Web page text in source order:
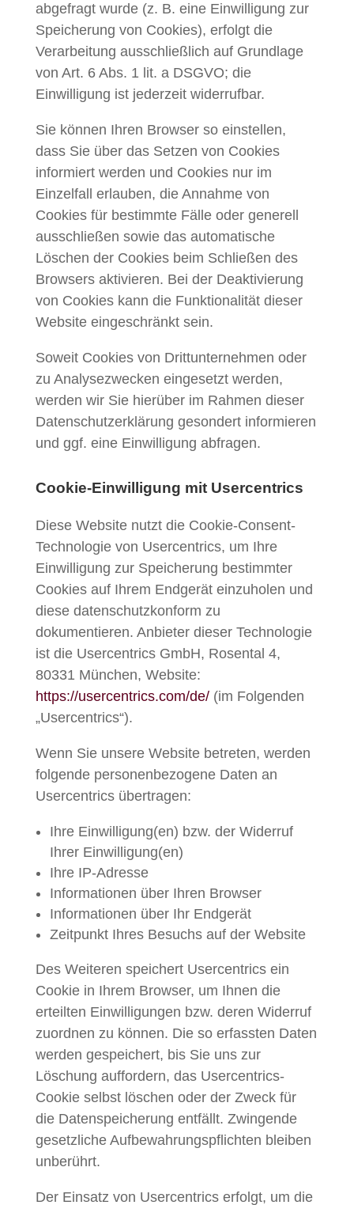
abgefragt wurde (z. B. eine Einwilligung zur
Speicherung von Cookies), erfolgt die
Verarbeitung ausschließlich auf Grundlage
von Art. 6 Abs. 1 lit. a DSGVO; die
Einwilligung ist jederzeit widerrufbar.
Sie können Ihren Browser so einstellen,
dass Sie über das Setzen von Cookies
informiert werden und Cookies nur im
Einzelfall erlauben, die Annahme von
Cookies für bestimmte Fälle oder generell
ausschließen sowie das automatische
Löschen der Cookies beim Schließen des
Browsers aktivieren. Bei der Deaktivierung
von Cookies kann die Funktionalität dieser
Website eingeschränkt sein.
Soweit Cookies von Drittunternehmen oder
zu Analysezwecken eingesetzt werden,
werden wir Sie hierüber im Rahmen dieser
Datenschutzerklärung gesondert informieren
und ggf. eine Einwilligung abfragen.
Cookie-Einwilligung mit Usercentrics
Diese Website nutzt die Cookie-Consent-
Technologie von Usercentrics, um Ihre
Einwilligung zur Speicherung bestimmter
Cookies auf Ihrem Endgerät einzuholen und
diese datenschutzkonform zu
dokumentieren. Anbieter dieser Technologie
ist die Usercentrics GmbH, Rosental 4,
80331 München, Website:
https://usercentrics.com/de/(im Folgenden
„Usercentrics“).
Wenn Sie unsere Website betreten, werden
folgende personenbezogene Daten an
Usercentrics übertragen:
Ihre Einwilligung(en) bzw. der Widerruf
Ihrer Einwilligung(en)
Ihre IP-Adresse
Informationen über Ihren Browser
Informationen über Ihr Endgerät
Zeitpunkt Ihres Besuchs auf der Website
Des Weiteren speichert Usercentrics ein
Cookie in Ihrem Browser, um Ihnen die
erteilten Einwilligungen bzw. deren Widerruf
zuordnen zu können. Die so erfassten Daten
werden gespeichert, bis Sie uns zur
Löschung auffordern, das Usercentrics-
Cookie selbst löschen oder der Zweck für
die Datenspeicherung entfällt. Zwingende
gesetzliche Aufbewahrungspflichten bleiben
unberührt.
Der Einsatz von Usercentrics erfolgt, um die